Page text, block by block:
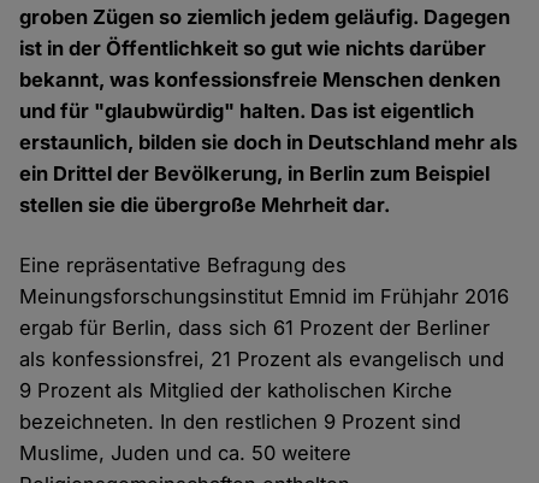
groben Zügen so ziemlich jedem geläufig. Dagegen
ist in der Öffentlichkeit so gut wie nichts darüber
bekannt, was konfessionsfreie Menschen denken
und für "glaubwürdig" halten. Das ist eigentlich
erstaunlich, bilden sie doch in Deutschland mehr als
ein Drittel der Bevölkerung, in Berlin zum Beispiel
stellen sie die übergroße Mehrheit dar.
Eine repräsentative Befragung des
Meinungsforschungsinstitut Emnid im Frühjahr 2016
ergab für Berlin, dass sich 61 Prozent der Berliner
als konfessionsfrei, 21 Prozent als evangelisch und
9 Prozent als Mitglied der katholischen Kirche
bezeichneten. In den restlichen 9 Prozent sind
Muslime, Juden und ca. 50 weitere